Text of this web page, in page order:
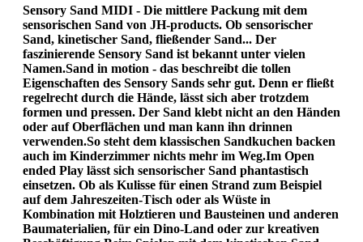
Sensory Sand MIDI - Die mittlere Packung mit dem
sensorischen Sand von JH-products. Ob sensorischer
Sand, kinetischer Sand, fließender Sand... Der
faszinierende Sensory Sand ist bekannt unter vielen
Namen.Sand in motion - das beschreibt die tollen
Eigenschaften des Sensory Sands sehr gut. Denn er fließt
regelrecht durch die Hände, lässt sich aber trotzdem
formen und pressen. Der Sand klebt nicht an den Händen
oder auf Oberflächen und man kann ihn drinnen
verwenden.So steht dem klassischen Sandkuchen backen
auch im Kinderzimmer nichts mehr im Weg.Im Open
ended Play lässt sich sensorischer Sand phantastisch
einsetzen. Ob als Kulisse für einen Strand zum Beispiel
auf dem Jahreszeiten-Tisch oder als Wüste in
Kombination mit Holztieren und Bausteinen und anderen
Baumaterialien, für ein Dino-Land oder zur kreativen